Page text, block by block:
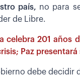
país, no para
de Libre.
celebra 201 años
Paz
debe decidir